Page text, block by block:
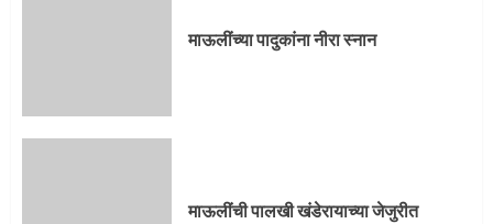
माऊलींच्या पादुकांना नीरा स्नान
माऊलींची पालखी खंडेरायाच्या जेजुरीत